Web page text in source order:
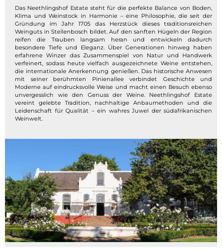
Das Neethlingshof Estate steht für die perfekte Balance von Boden,
Klima und Weinstock in Harmonie – eine Philosophie, die seit der
Gründung im Jahr 1705 das Herzstück dieses traditionsreichen
Weinguts in Stellenbosch bildet. Auf den sanften Hügeln der Region
reifen die Trauben langsam heran und entwickeln dadurch
besondere Tiefe und Eleganz. Über Generationen hinweg haben
erfahrene Winzer das Zusammenspiel von Natur und Handwerk
verfeinert, sodass heute vielfach ausgezeichnete Weine entstehen,
die internationale Anerkennung genießen. Das historische Anwesen
mit seiner berühmten Pinienallee verbindet Geschichte und
Moderne auf eindrucksvolle Weise und macht einen Besuch ebenso
unvergesslich wie den Genuss der Weine. Neethlingshof Estate
vereint gelebte Tradition, nachhaltige Anbaumethoden und die
Leidenschaft für Qualität – ein wahres Juwel der südafrikanischen
Weinwelt.